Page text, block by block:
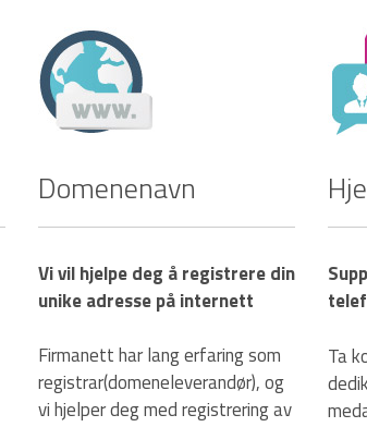
Domenenavn
Vi vil hjelpe deg å registrere din
unike adresse på internett
Firmanett har lang erfaring som
registrar(domeneleverandør), og
vi hjelper deg med registrering av
Ta